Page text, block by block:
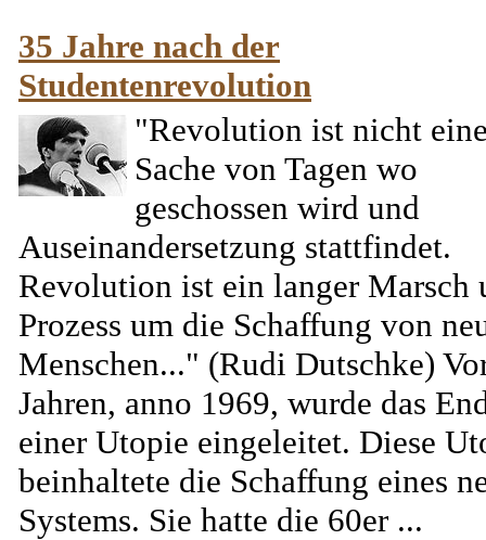
35 Jahre nach der
Studentenrevolution
"Revolution ist nicht
Sache von Tagen wo
geschossen wird und
Auseinandersetzung stattfindet.
Revolution ist ein langer Marsch
Prozess um die Schaffung von
Menschen..." (Rudi Dutschke)
Jahren, anno 1969, wurde das
einer Utopie eingeleitet. Diese
beinhaltete die Schaffung eines
Systems. Sie hatte die 60er ...